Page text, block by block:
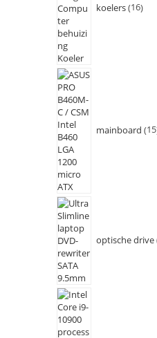
koelers 16
mainboard 15
optische drive